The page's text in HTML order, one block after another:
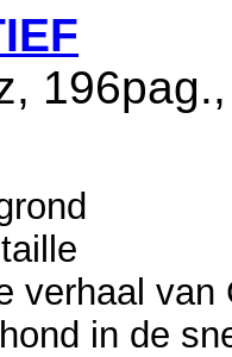
verhaal van
in de